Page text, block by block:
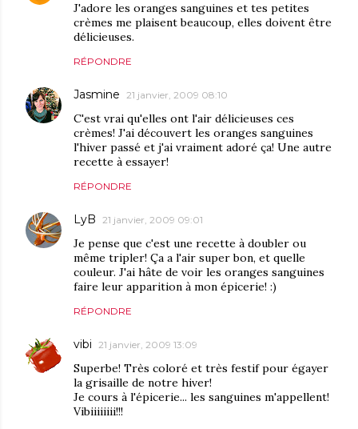
J'adore les oranges sanguines et tes petites
crèmes me plaisent beaucoup, elles doivent être
délicieuses.
RÉPONDRE
Jasmine 21 janvier, 2009 08:10
C'est vrai qu'elles ont l'air délicieuses ces
crèmes! J'ai découvert les oranges sanguines
l'hiver passé et j'ai vraiment adoré ça! Une autre
recette à essayer!
RÉPONDRE
LyB 21 janvier, 2009 09:01
Je pense que c'est une recette à doubler ou
même tripler! Ça a l'air super bon, et quelle
couleur. J'ai hâte de voir les oranges sanguines
faire leur apparition à mon épicerie! :)
RÉPONDRE
vibi 21 janvier, 2009 13:09
Superbe! Très coloré et très festif pour égayer
la grisaille de notre hiver!
Je cours à l'épicerie... les sanguines m'appellent!
Vibiiiiiiii!!!